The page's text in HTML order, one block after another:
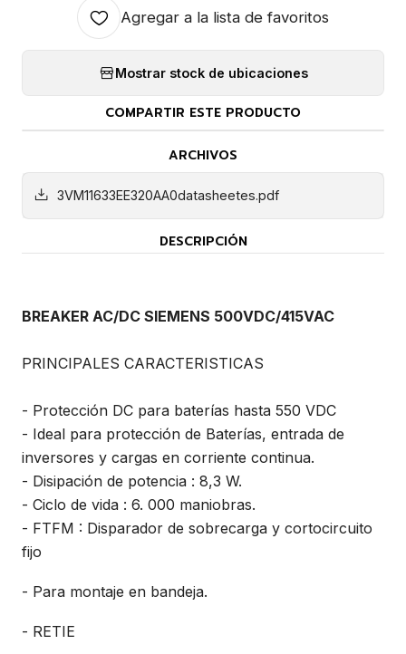
Agregar a la lista de favoritos
Mostrar stock de ubicaciones
COMPARTIR ESTE PRODUCTO
ARCHIVOS
3VM11633EE320AA0datasheetes.pdf
DESCRIPCIÓN
BREAKER AC/DC SIEMENS 500VDC/415VAC
PRINCIPALES CARACTERISTICAS
- Protección DC para baterías hasta 550 VDC
- Ideal para protección de Baterías, entrada de
inversores y cargas en corriente continua.
- Disipación de potencia : 8,3 W.
- Ciclo de vida : 6. 000 maniobras.
- FTFM : Disparador de sobrecarga y cortocircuito
fijo
- Para montaje en bandeja.
- RETIE